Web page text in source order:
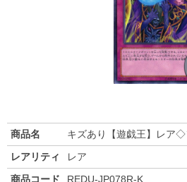
商品名
キズあり【遊戯王】レア
レアリティ
レア
商品コード
REDU-JP078R-K